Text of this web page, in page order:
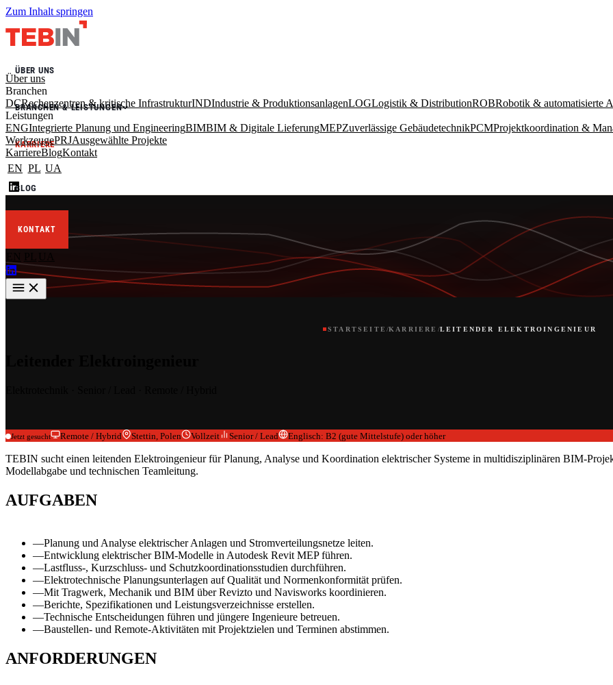
Zum Inhalt springen
ÜBER UNS
BRANCHEN & LEISTUNGEN
KARRIERE
BLOG
KONTAKT
ALLE ANZEIGEN →
DC
Mechanik, Elektro, TGA, Tragwerk, Architektur, Steuerung, IKT und
Brandschutz — koordiniert für Zuverlässigkeit
IND
INDUSTRIE & PRODUKTIONSANLAGEN
Prozessschnittstellen, Versorgungsmedien, multidisziplinäres Design
Strominfrastruktur, Steuerungssysteme, Smart-Factory-TGA
Über uns
Branchen
DCRechenzentren & kritische InfrastrukturINDIndustrie & ProduktionsanlagenLOGLogistik & DistributionROBRobotik & automatisierte
Leistungen
ENGIntegrierte Planung und EngineeringBIMBIM & Digitale LieferungMEPZuverlässige GebäudetechnikPCMProjektkoordination &
WerkzeugePRJAusgewählte Projekte
KarriereBlogKontakt
EN PL UA
STARTSEITE/KARRIERE /LEITENDER ELEKTROINGENIEUR
Jetzt gesucht Remote / Hybrid Stettin, Polen Vollzeit Senior / Lead Englisch: B2 (gute Mittelstufe) oder höher
TEBIN sucht einen leitenden Elektroingenieur für Planung, Analyse und Koordination elektrischer Systeme in multidisziplinären BIM-
Modellabgabe und technischen Teamleitung.
AUFGABEN
—Planung und Analyse elektrischer Anlagen und Stromverteilungsnetze leiten.
—Entwicklung elektrischer BIM-Modelle in Autodesk Revit MEP führen.
—Lastfluss-, Kurzschluss- und Schutzkoordinationsstudien durchführen.
—Elektrotechnische Planungsunterlagen auf Qualität und Normenkonformität prüfen.
—Mit Tragwerk, Mechanik und BIM über Revizto und Navisworks koordinieren.
—Berichte, Spezifikationen und Leistungsverzeichnisse erstellen.
—Technische Entscheidungen führen und jüngere Ingenieure betreuen.
—Baustellen- und Remote-Aktivitäten mit Projektzielen und Terminen abstimmen.
ANFORDERUNGEN